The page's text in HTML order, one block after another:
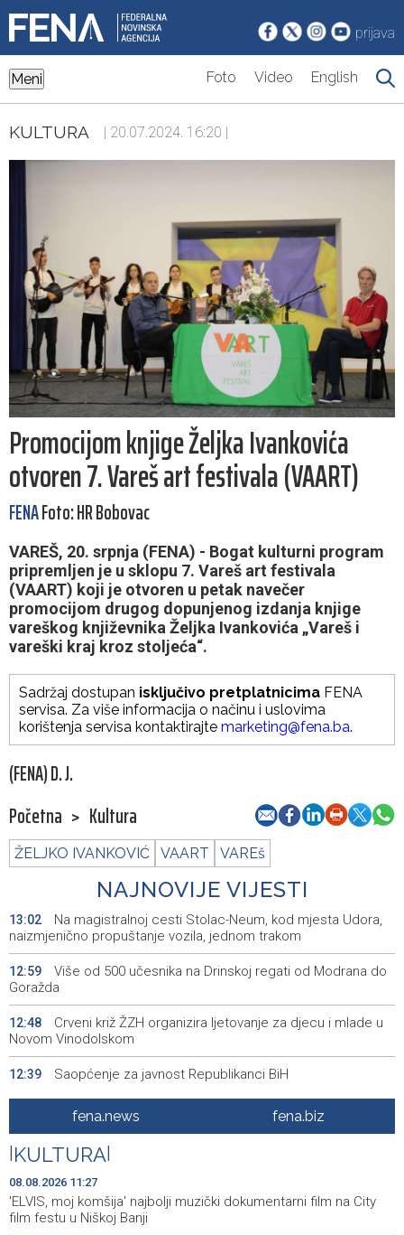
prijava
Meni Foto Video English
KULTURA | 20.07.2024. 16:20 |
Promocijom knjige Željka Ivankovića
otvoren 7. Vareš art festivala (VAART)
FENAFoto: HR Bobovac
VAREŠ, 20. srpnja (FENA) - Bogat kulturni program
pripremljen je u sklopu 7. Vareš art festivala
(VAART) koji je otvoren u petak navečer
promocijom drugog dopunjenog izdanja knjige
vareškog književnika Željka Ivankovića „Vareš i
vareški kraj kroz stoljeća“.
Sadržaj dostupan isključivo pretplatnicima FENA
servisa. Za više informacija o načinu i uslovima
korištenja servisa kontaktirajte marketing@fena.ba.
(FENA) D. J.
Početna > Kultura
ŽELJKO IVANKOVIĆ VAART VAREš
NAJNOVIJE VIJESTI
13:02
Na magistralnoj cesti Stolac-Neum, kod mjesta Udora,
naizmjenično propuštanje vozila, jednom trakom
12:59
Više od 500 učesnika na Drinskoj regati od Modrana do
Goražda
12:48
Crveni križ ŽZH organizira ljetovanje za djecu i mlade u
Novom Vinodolskom
12:39 Saopćenje za javnost Republikanci BiH
OIC pozdravio potpisivanje odbrambenog sporazuma
Turske, Saudijske Arabije i Pakistana
12:04 Zatvoren Festival prijateljstva u Goraždu
11:52
Hrvatska: Sudar teretnog i putničkog vlaka kod Svetog
Ivana Žabnog, ima ozlijeđenih
fena.news fena.biz
KULTURA
08.08.2026 11:27
'ELVIS, moj komšija' najbolji muzički dokumentarni film na City
film festu u Niškoj Banji